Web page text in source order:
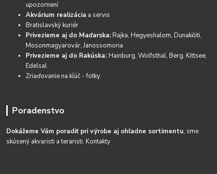
upozornení
Akvárium realizácia a servis
Bratislavský kuriér
Privezieme aj do Maďarska:Rajka, Hegyeshalom, Dunakiliti,
Mosonmagyarovár, Janossomoria
Privezieme aj do Rakúska:Hainburg, Wolfsthal, Berg, Kittsee,
Edelsal
Zriaďovanie na kĺúč - fotky
Poradenstvo
Dokážeme Vám poradiť pri výrobe aj ohľadne sortimentu, sme
skúsený akvaristi a teraristi.Kontakty